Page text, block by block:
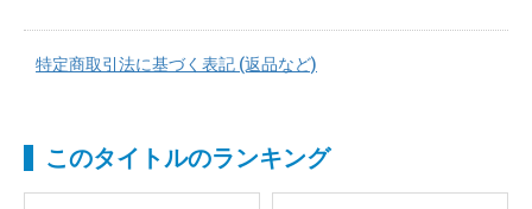
特定商取引法に基づく表記 (返品など)
このタイトルのランキング